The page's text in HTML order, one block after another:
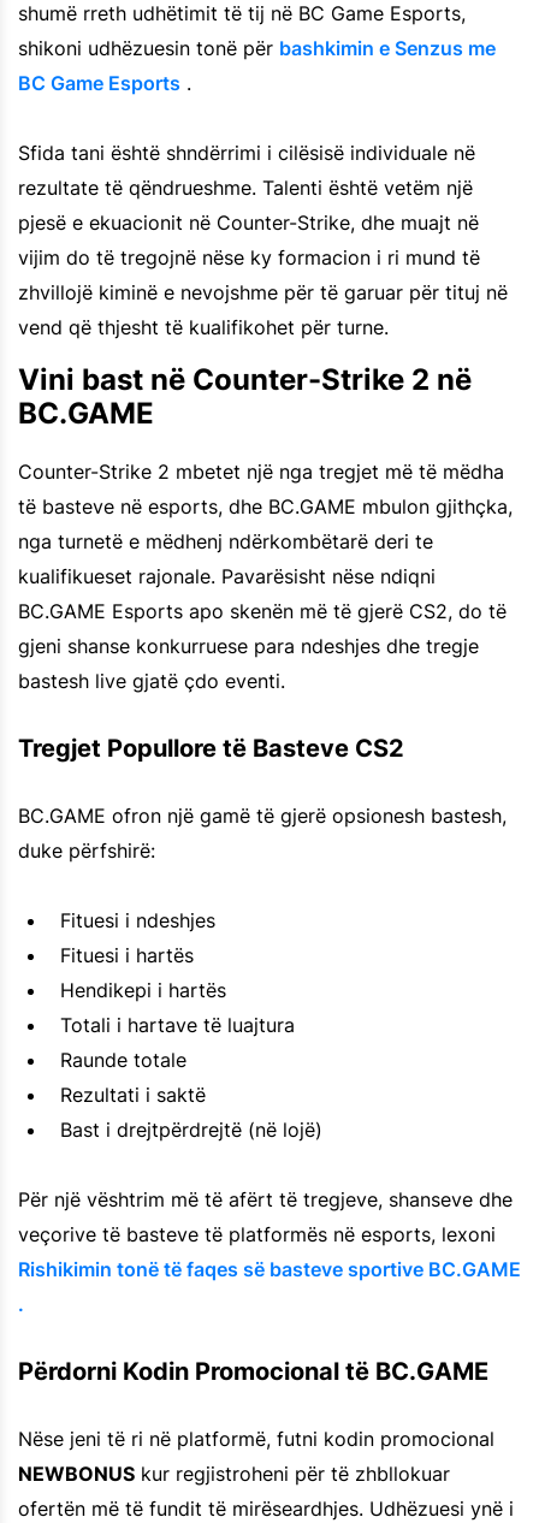
shumë rreth udhëtimit të tij në BC Game Esports,
shikoni udhëzuesin tonë për bashkimin e Senzus me
BC Game Esports .
Sfida tani është shndërrimi i cilësisë individuale në
rezultate të qëndrueshme. Talenti është vetëm një
pjesë e ekuacionit në Counter-Strike, dhe muajt në
vijim do të tregojnë nëse ky formacion i ri mund të
zhvillojë kiminë e nevojshme për të garuar për tituj në
vend që thjesht të kualifikohet për turne.
Vini bast në Counter-Strike 2 në
BC.GAME
Counter-Strike 2 mbetet një nga tregjet më të mëdha
të basteve në esports, dhe BC.GAME mbulon gjithçka,
nga turnetë e mëdhenj ndërkombëtarë deri te
kualifikueset rajonale. Pavarësisht nëse ndiqni
BC.GAME Esports apo skenën më të gjerë CS2, do të
gjeni shanse konkurruese para ndeshjes dhe tregje
bastesh live gjatë çdo eventi.
Tregjet Popullore të Basteve CS2
BC.GAME ofron një gamë të gjerë opsionesh bastesh,
duke përfshirë:
Fituesi i ndeshjes
Fituesi i hartës
Hendikepi i hartës
Totali i hartave të luajtura
Raunde totale
Rezultati i saktë
Bast i drejtpërdrejtë (në lojë)
Për një vështrim më të afërt të tregjeve, shanseve dhe
veçorive të basteve të platformës në esports, lexoni
Rishikimin tonë të faqes së basteve sportive BC.GAME
.
Përdorni Kodin Promocional të BC.GAME
Nëse jeni të ri në platformë, futni kodin promocional
NEWBONUS kur regjistroheni për të zhbllokuar
ofertën më të fundit të mirëseardhjes. Udhëzuesi ynë i